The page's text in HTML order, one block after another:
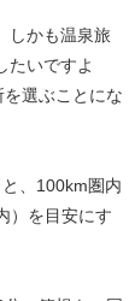
しかも温泉旅
たいですよ
を選ぶことにな
、100km圏内
）を目安にす